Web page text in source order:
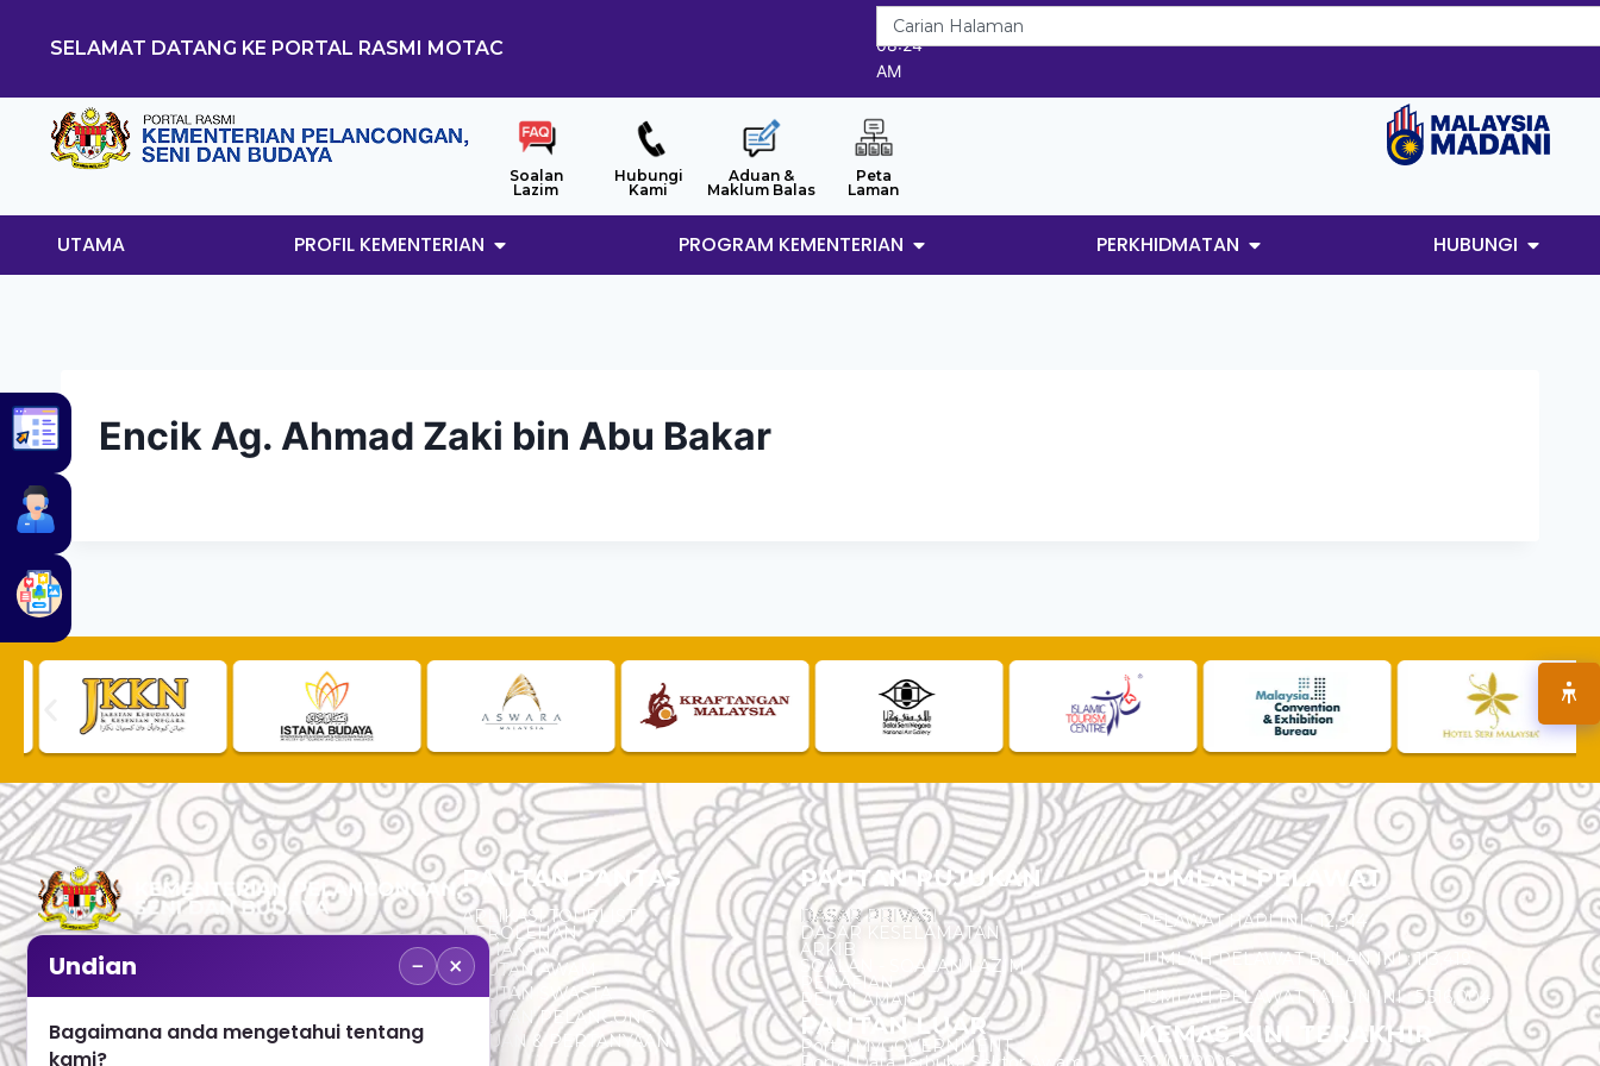
SELAMAT DATANG KE PORTAL RASMI MOTAC
7/8/2026
08:24
AM
Soalan
Lazim
Hubungi
Kami
Aduan &
Maklum Balas
Peta
Laman
UTAMA PROFIL KEMENTERIAN PROGRAM KEMENTERIAN PERKHIDMATAN HUBUNGI
Encik Ag. Ahmad Zaki bin Abu Bakar
No. 2, Menara 1, Jalan P5/6, Presint 5,
+603 8000 8000
PAUTAN PANTAS
APLIKASI TOURLIST
PEROLEHAN
SEMAKAN
PAUTAN AWAM
PAUTAN SWASTA
PAUTAN PELANCONG
ADUAN & PERTANYAAN
PAUTAN RUJUKAN
DASAR PRIVASI
DASAR KESELAMATAN
ARKIB
SOALAN - SOALAN LAZIM
PENAFIAN
PETA LAMAN
PAUTAN LUAR
Portal MyGOVERNMENT
JUMLAH PELAWAT
PELAWAT HARI INI : 12,914
JUMLAH PELAWAT BULAN INI : 113,419
JUMLAH PELAWAT TAHUN INI : 5,516,004
KEMAS KINI TERAKHIR
Undian − ×
Bagaimana anda mengetahui tentang
kami?